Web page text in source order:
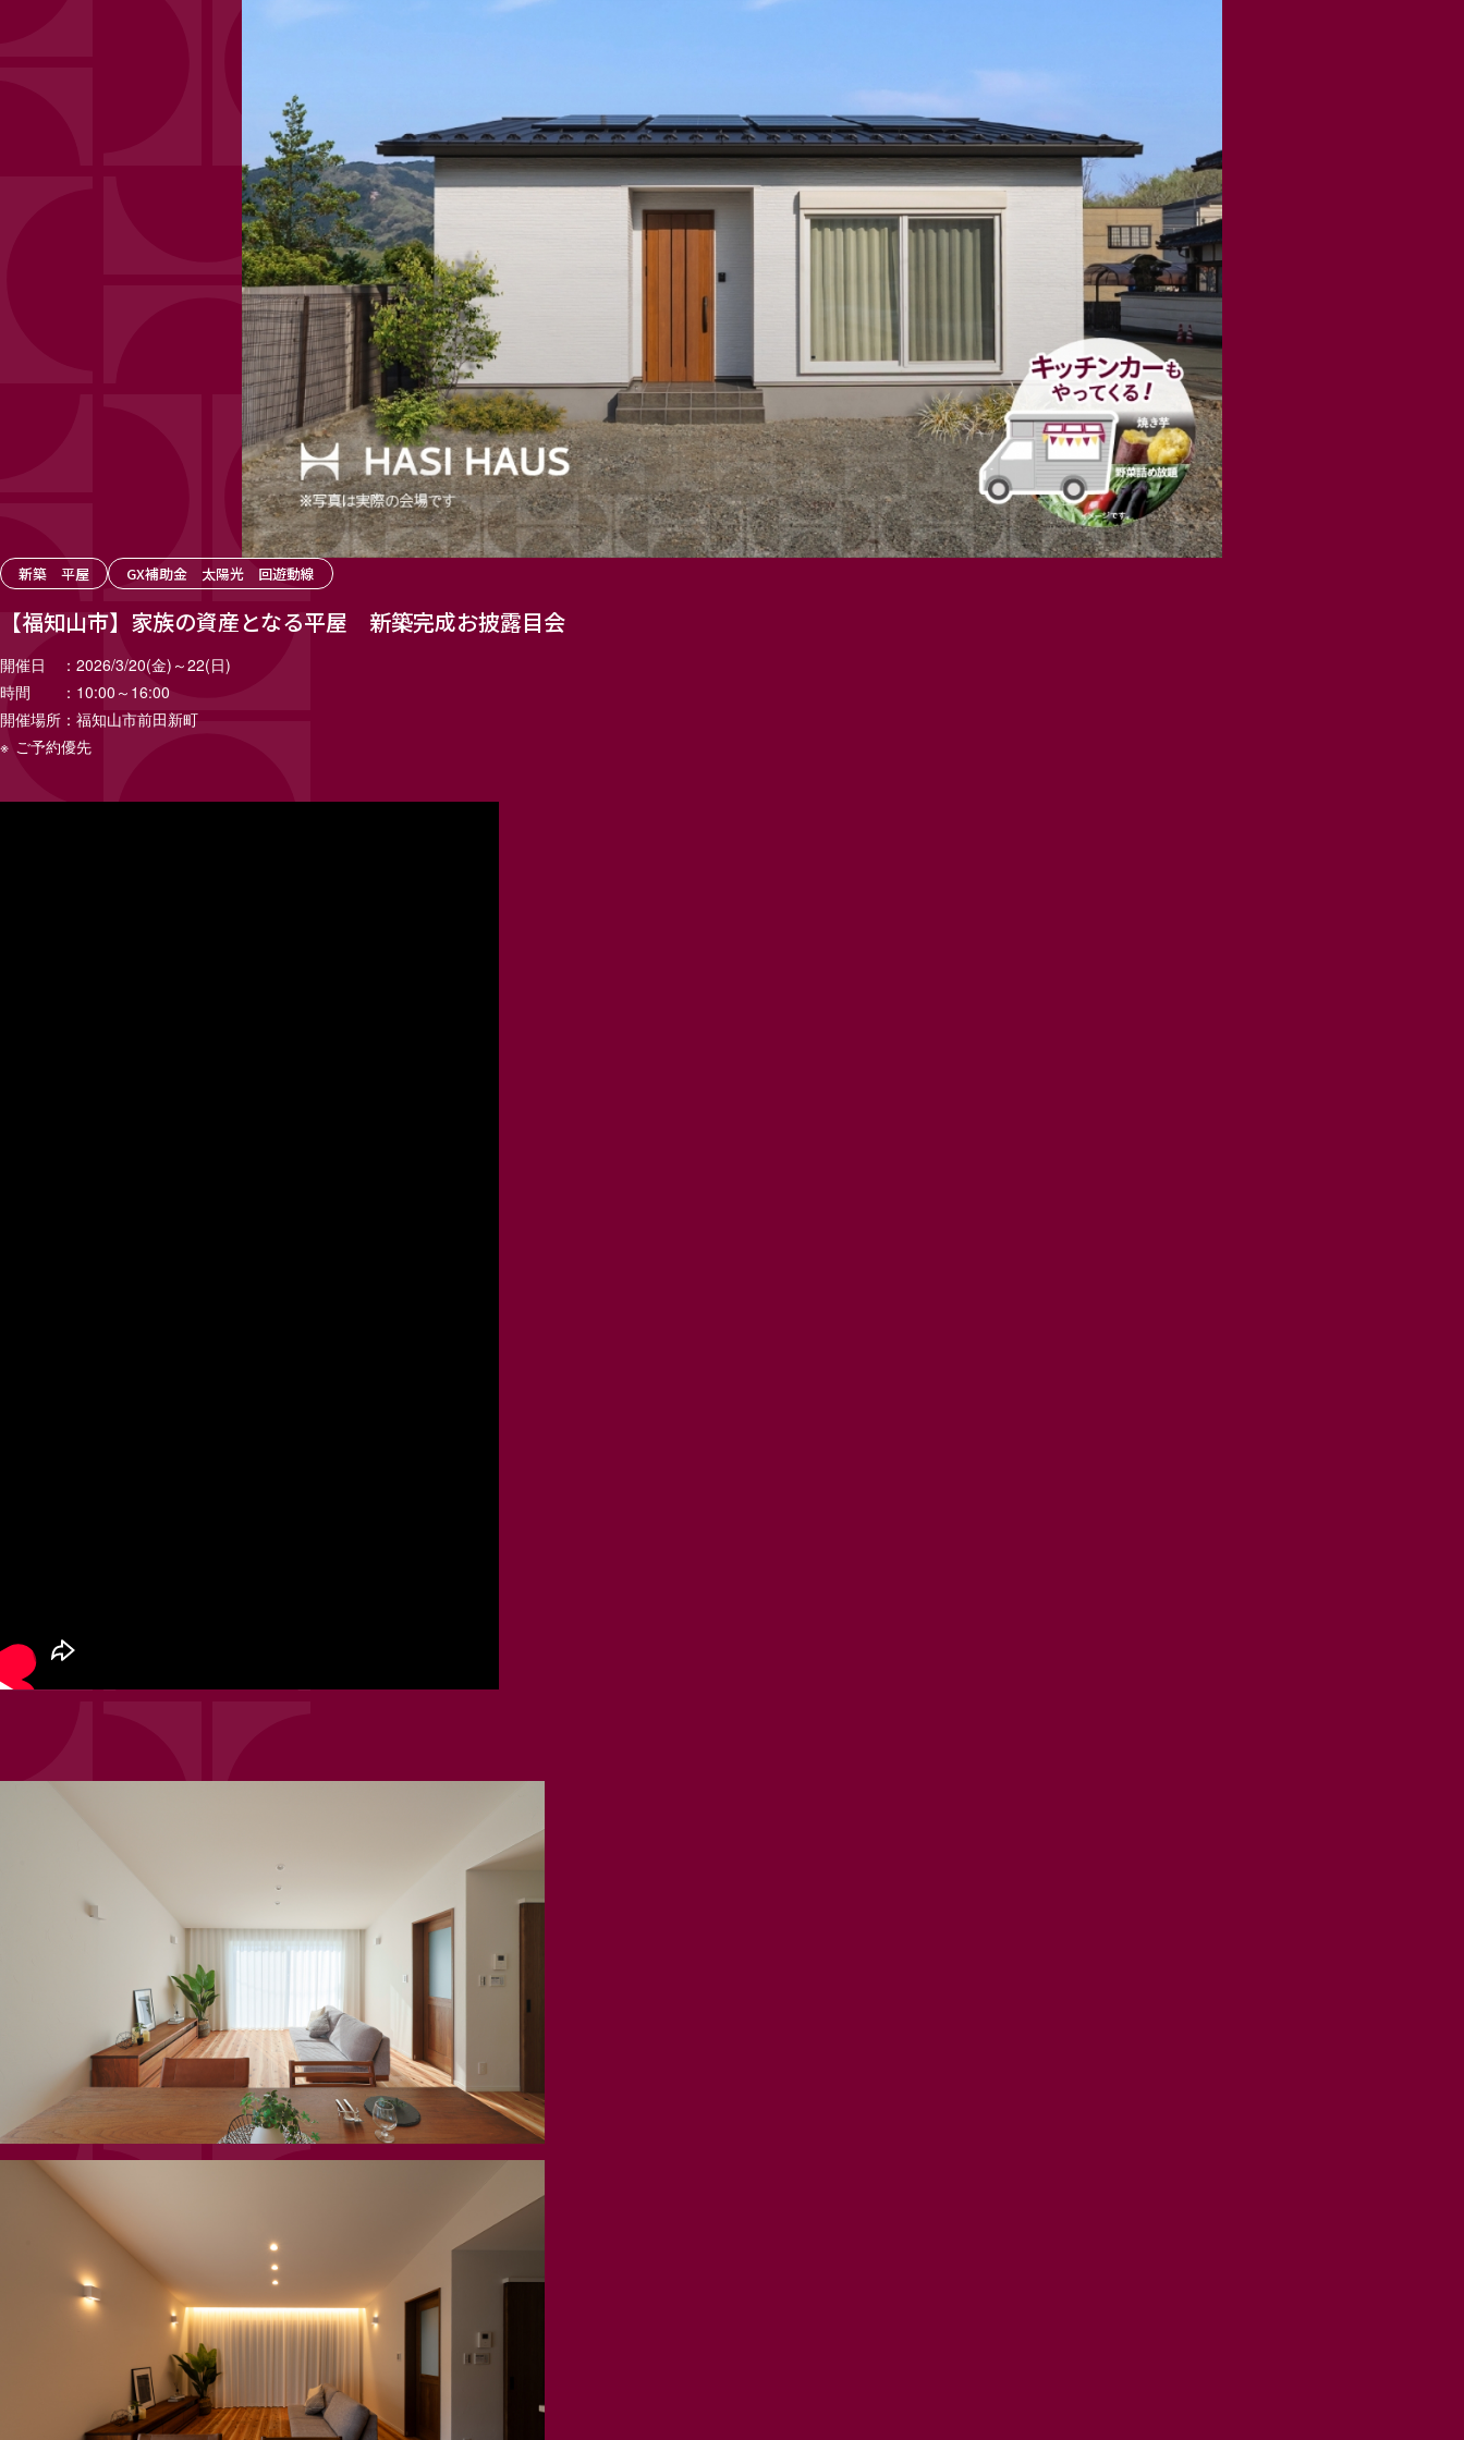
新築 平屋 GX補助金 太陽光 回遊動線
【福知山市】家族の資産となる平屋 新築完成お披露目会
開催日
2026/3/20(金)～22(日)
時間
10:00～16:00
開催場所
福知山市前田新町
※ ご予約優先